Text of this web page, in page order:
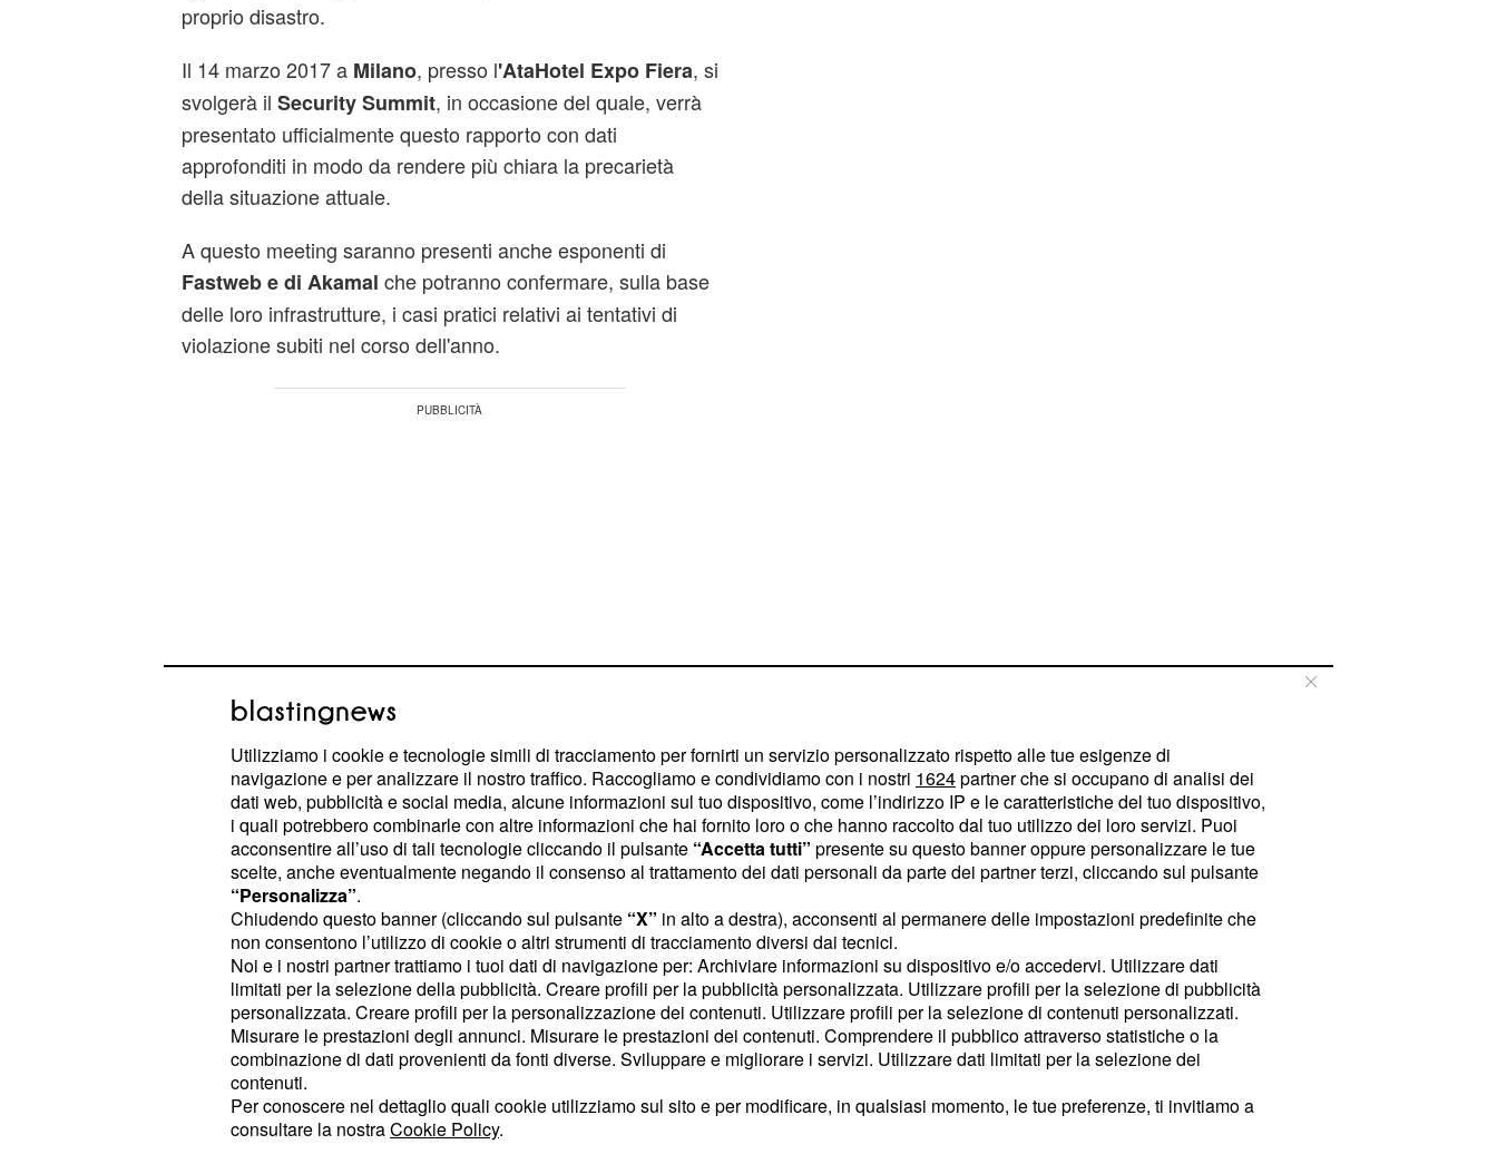
proprio disastro.
Il 14 marzo 2017 a Milano, presso l'AtaHotel Expo Fiera, si
svolgerà il Security Summit, in occasione del quale, verrà
presentato ufficialmente questo rapporto con dati
approfonditi in modo da rendere più chiara la precarietà
della situazione attuale.
A questo meeting saranno presenti anche esponenti di
Fastweb e di Akamal che potranno confermare, sulla base
delle loro infrastrutture, i casi pratici relativi ai tentativi di
violazione subiti nel corso dell'anno.
Inoltre, verranno anche approfondite le tipologie diattaccoe
tutti i temi sullasicurezzache passano dal Cloud fino ad
arrivare al voto elettronico.
2016, i dati della cybersecurity
Nel 2016 sono stati resi noti1050casi gravi di violazione di
domini web e la cosa importante è capire cosa si intenda
per gravi.
Si tratta di incidenti che hanno causato danni importanti a
chi li ha subiti che possono riguardare sia il lato economico,
che quello della reputazione fino alla perdita con successiva
Utilizziamo i cookie e tecnologie simili di tracciamento per fornirti un servizio personalizzato rispetto alle tue esigenze di
navigazione e per analizzare il nostro traffico. Raccogliamo e condividiamo con i nostri 1624partner che si occupano di analisi dei
dati web, pubblicità e social media, alcune informazioni sul tuo dispositivo, come l’indirizzo IP e le caratteristiche del tuo dispositivo,
i quali potrebbero combinarle con altre informazioni che hai fornito loro o che hanno raccolto dal tuo utilizzo dei loro servizi. Puoi
acconsentire all’uso di tali tecnologie cliccando il pulsante “Accetta tutti” presente su questo banner oppure personalizzare le tue
scelte, anche eventualmente negando il consenso al trattamento dei dati personali da parte dei partner terzi, cliccando sul pulsante
“Personalizza”.
Chiudendo questo banner (cliccando sul pulsante “X” in alto a destra), acconsenti al permanere delle impostazioni predefinite che
non consentono l’utilizzo di cookie o altri strumenti di tracciamento diversi dai tecnici.
Noi e i nostri partner trattiamo i tuoi dati di navigazione per: Archiviare informazioni su dispositivo e/o accedervi. Utilizzare dati
limitati per la selezione della pubblicità. Creare profili per la pubblicità personalizzata. Utilizzare profili per la selezione di pubblicità
personalizzata. Creare profili per la personalizzazione dei contenuti. Utilizzare profili per la selezione di contenuti personalizzati.
Misurare le prestazioni degli annunci. Misurare le prestazioni dei contenuti. Comprendere il pubblico attraverso statistiche o la
combinazione di dati provenienti da fonti diverse. Sviluppare e migliorare i servizi. Utilizzare dati limitati per la selezione dei
contenuti.
Per conoscere nel dettaglio quali cookie utilizziamo sul sito e per modificare, in qualsiasi momento, le tue preferenze, ti invitiamo a
consultare la nostraCookie Policy.